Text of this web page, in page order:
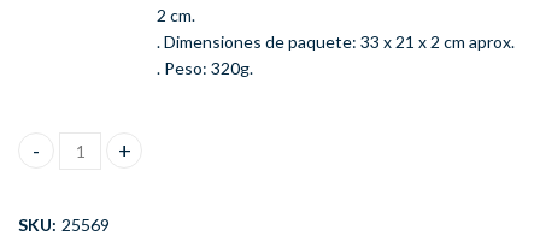
2 cm.
. Dimensiones de paquete: 33 x 21 x 2 cm aprox.
. Peso: 320g.
Pintura Artel Acrilico Set de 12 Colores 12 Ml Con Accesorios
SKU: 25569